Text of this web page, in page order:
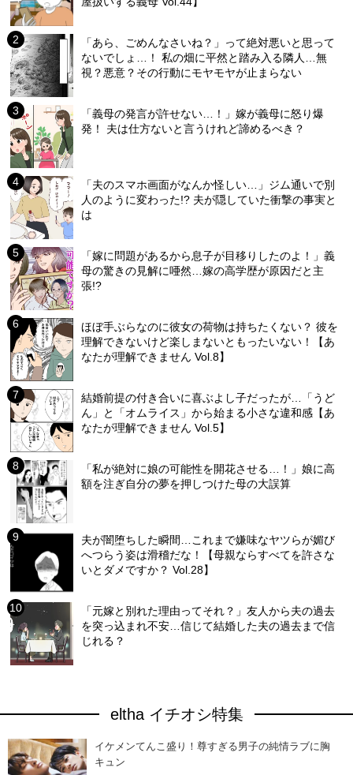
「あら、ごめんなさいね？」って絶対悪いと思って
ないでしょ…！ 私の畑に平然と踏み入る隣人…無
視？悪意？その行動にモヤモヤが止まらない
「義母の発言が許せない…！」嫁が義母に怒り爆
発！ 夫は仕方ないと言うけれど諦めるべき？
「夫のスマホ画面がなんか怪しい…」ジム通いで別
人のように変わった!? 夫が隠していた衝撃の事実と
は
「嫁に問題があるから息子が目移りしたのよ！」義
母の驚きの見解に唖然…嫁の高学歴が原因だと主
張!?
ほぼ手ぶらなのに彼女の荷物は持ちたくない？ 彼を
理解できないけど楽しまないともったいない！【あ
なたが理解できません Vol.8】
結婚前提の付き合いに喜ぶよし子だったが…「うど
ん」と「オムライス」から始まる小さな違和感【あ
なたが理解できません Vol.5】
「私が絶対に娘の可能性を開花させる…！」娘に高
額を注ぎ自分の夢を押しつけた母の大誤算
夫が闇堕ちした瞬間…これまで嫌味なヤツらが媚び
へつらう姿は滑稽だな！【母親ならすべてを許さな
いとダメですか？ Vol.28】
「元嫁と別れた理由ってそれ？」友人から夫の過去
を突っ込まれ不安…信じて結婚した夫の過去まで信
じれる？
eltha イチオシ特集
イケメンてんこ盛り！尊すぎる男子の純情ラブに胸
キュン